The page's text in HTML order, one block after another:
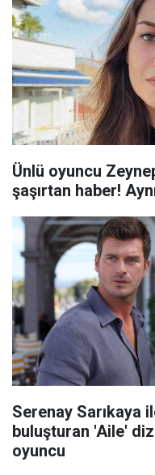
Ünlü oyuncu
şaşırtan haber!
Serenay Sarıkaya
buluşturan 'Aile'
oyuncu